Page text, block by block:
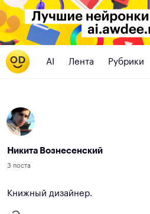
AI Лента Рубрики
Никита Вознесенский
3 поста
Книжный дизайнер.